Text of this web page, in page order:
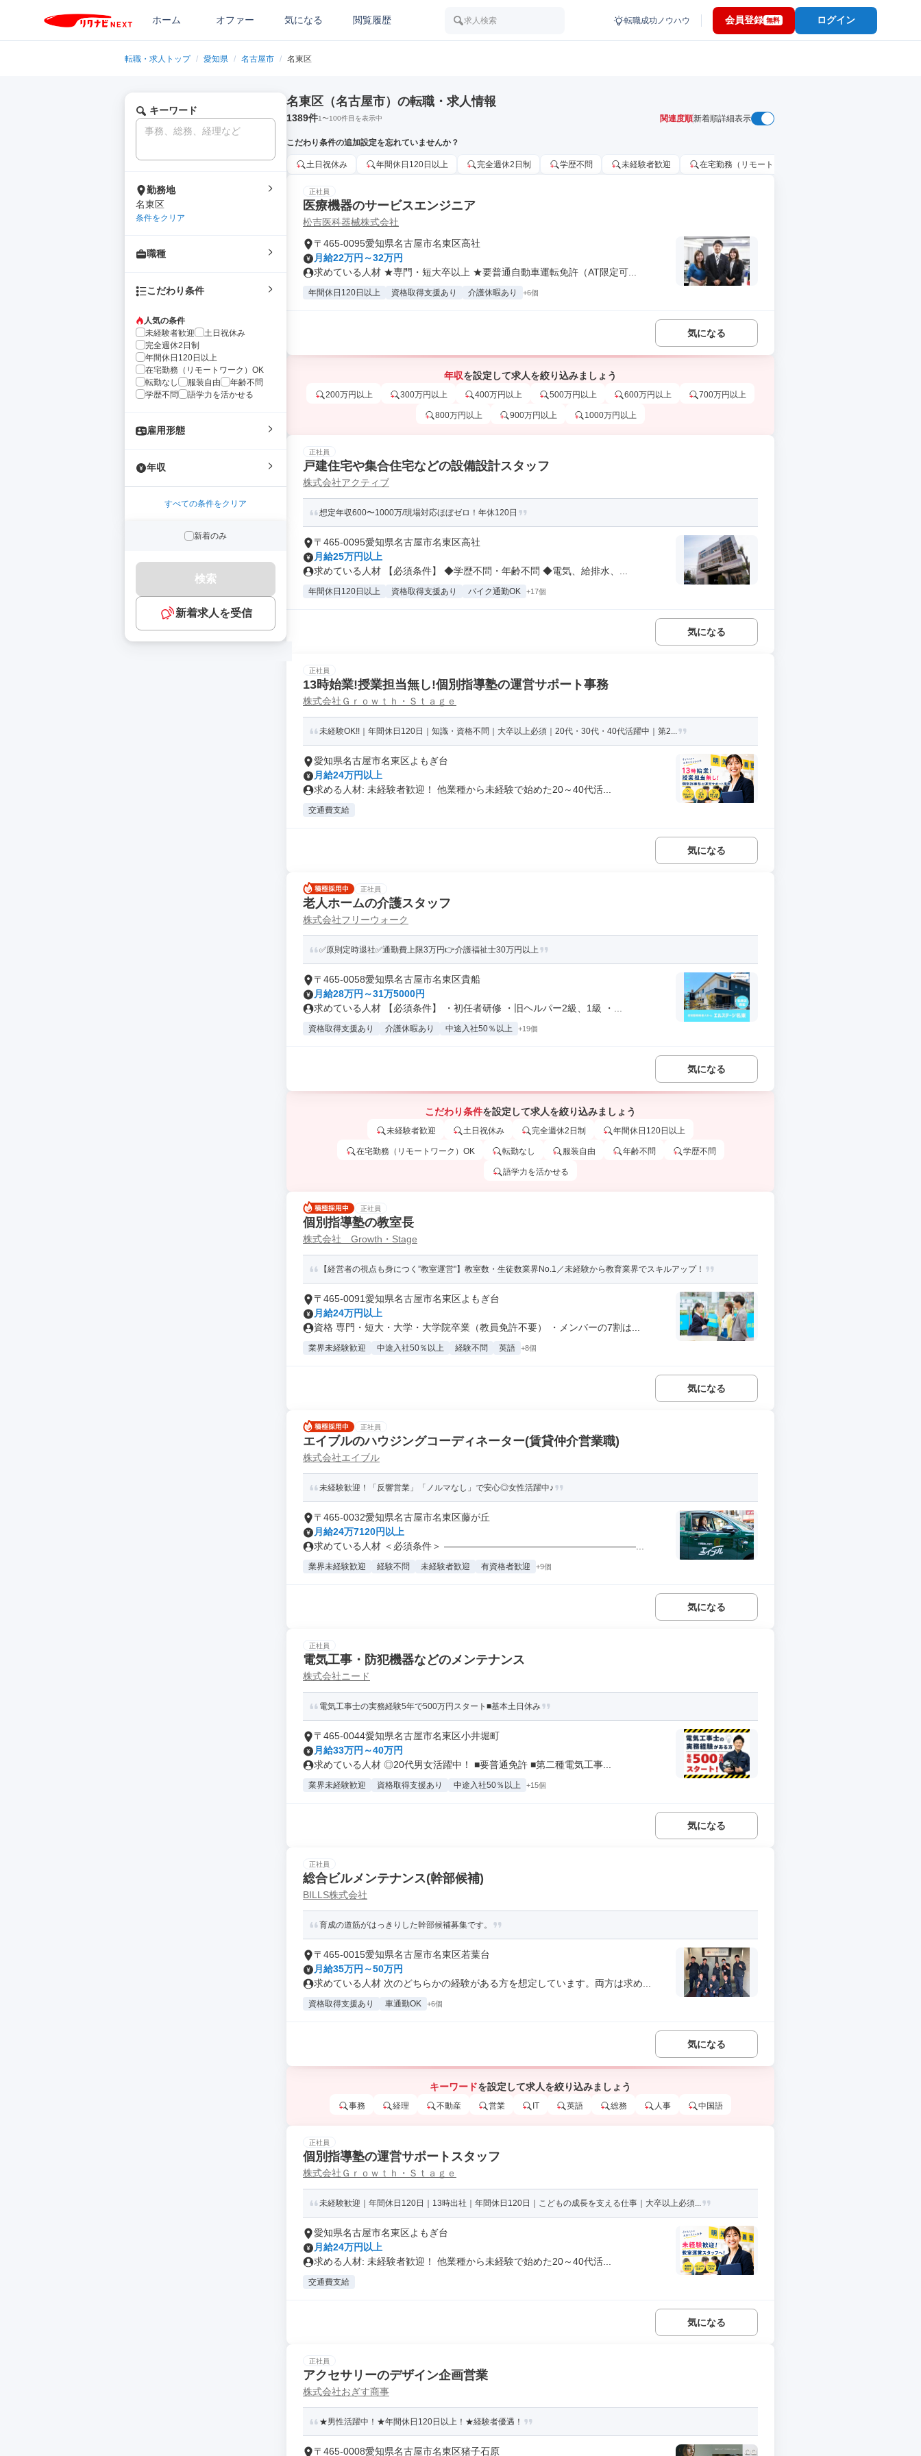
ホーム オファー 気になる 閲覧履歴 求人検索 転職成功ノウハウ 会員登録 無料 ログイン
転職・求人トップ / 愛知県 / 名古屋市 / 名東区
キーワード
勤務地
名東区
条件をクリア
職種
こだわり条件
人気の条件
未経験者歓迎
土日祝休み
完全週休2日制
年間休日120日以上
在宅勤務（リモートワーク）OK
転勤なし
服装自由
年齢不問
学歴不問
語学力を活かせる
雇用形態
年収
すべての条件をクリア
新着のみ
検索
新着求人を受信
名東区（名古屋市）の転職・求人情報
1389件1〜100件目を表示中 関連度順新着順詳細表示
こだわり条件の追加設定を忘れていませんか？
土日祝休み 年間休日120日以上 完全週休2日制 学歴不問 未経験者歓迎 在宅勤務（リモートワーク）OK
正社員
医療機器のサービスエンジニア
松吉医科器械株式会社
〒465-0095愛知県名古屋市名東区高社
月給22万円～32万円
求めている人材 ★専門・短大卒以上 ★要普通自動車運転免許（AT限定可...
年間休日120日以上 資格取得支援あり 介護休暇あり +6個
気になる
年収を設定して求人を絞り込みましょう
200万円以上 300万円以上 400万円以上 500万円以上 600万円以上 700万円以上
800万円以上 900万円以上 1000万円以上
正社員
戸建住宅や集合住宅などの設備設計スタッフ
株式会社アクティブ
想定年収600〜1000万/現場対応ほぼゼロ！年休120日
〒465-0095愛知県名古屋市名東区高社
月給25万円以上
求めている人材 【必須条件】 ◆学歴不問・年齢不問 ◆電気、給排水、...
年間休日120日以上 資格取得支援あり バイク通勤OK +17個
気になる
正社員
13時始業!授業担当無し!個別指導塾の運営サポート事務
株式会社Ｇｒｏｗｔｈ・Ｓｔａｇｅ
未経験OK!!｜年間休日120日｜知識・資格不問｜大卒以上必須｜20代・30代・40代活躍中｜第2...
愛知県名古屋市名東区よもぎ台
月給24万円以上
求める人材: 未経験者歓迎！ 他業種から未経験で始めた20～40代活...
交通費支給
気になる
正社員
老人ホームの介護スタッフ
株式会社フリーウォーク
✅原則定時退社✅通勤費上限3万円👉介護福祉士30万円以上
〒465-0058愛知県名古屋市名東区貴船
月給28万円～31万5000円
求めている人材 【必須条件】 ・初任者研修 ・旧ヘルパー2級、1級 ・...
資格取得支援あり 介護休暇あり 中途入社50％以上 +19個
気になる
こだわり条件を設定して求人を絞り込みましょう
未経験者歓迎 土日祝休み 完全週休2日制 年間休日120日以上
在宅勤務（リモートワーク）OK 転勤なし 服装自由 年齢不問 学歴不問
語学力を活かせる
正社員
個別指導塾の教室長
株式会社 Growth・Stage
【経営者の視点も身につく”教室運営"】教室数・生徒数業界No.1／未経験から教育業界でスキルアップ！
〒465-0091愛知県名古屋市名東区よもぎ台
月給24万円以上
資格 専門・短大・大学・大学院卒業（教員免許不要） ・メンバーの7割は...
業界未経験歓迎 中途入社50％以上 経験不問 英語 +8個
気になる
正社員
エイブルのハウジングコーディネーター(賃貸仲介営業職)
株式会社エイブル
未経験歓迎！「反響営業」「ノルマなし」で安心◎女性活躍中♪
〒465-0032愛知県名古屋市名東区藤が丘
月給24万7120円以上
求めている人材 ＜必須条件＞ ――――――――――――――――――――...
業界未経験歓迎 経験不問 未経験者歓迎 有資格者歓迎 +9個
気になる
正社員
電気工事・防犯機器などのメンテナンス
株式会社ニード
電気工事士の実務経験5年で500万円スタート■基本土日休み
〒465-0044愛知県名古屋市名東区小井堀町
月給33万円～40万円
求めている人材 ◎20代男女活躍中！ ■要普通免許 ■第二種電気工事...
業界未経験歓迎 資格取得支援あり 中途入社50％以上 +15個
気になる
正社員
総合ビルメンテナンス(幹部候補)
BILLS株式会社
育成の道筋がはっきりした幹部候補募集です。
〒465-0015愛知県名古屋市名東区若葉台
月給35万円～50万円
求めている人材 次のどちらかの経験がある方を想定しています。両方は求め...
資格取得支援あり 車通勤OK +6個
気になる
キーワードを設定して求人を絞り込みましょう
事務 経理 不動産 営業 IT 英語 総務 人事 中国語
正社員
個別指導塾の運営サポートスタッフ
株式会社Ｇｒｏｗｔｈ・Ｓｔａｇｅ
未経験歓迎｜年間休日120日｜13時出社｜年間休日120日｜こどもの成長を支える仕事｜大卒以上必須...
愛知県名古屋市名東区よもぎ台
月給24万円以上
求める人材: 未経験者歓迎！ 他業種から未経験で始めた20～40代活...
交通費支給
気になる
正社員
アクセサリーのデザイン企画営業
株式会社おぎす商事
★男性活躍中！★年間休日120日以上！★経験者優遇！
〒465-0008愛知県名古屋市名東区猪子石原